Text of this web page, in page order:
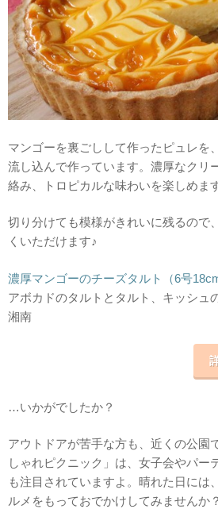
マンゴーを裏ごしして作ったピュレを
流し込んで作っています。濃厚なクリ
絡み、トロピカルな味わいを楽しめます
切り分けても模様がきれいに残るので
くいただけます♪
濃厚マンゴーのチーズタルト（6号18cm
アボカドのタルトとタルト、キッシュ
湘南
…いかがでしたか？
アウトドアが苦手な方も、近くの公園
しゃれピクニック」は、女子会やパー
も注目されていますよ。晴れた日には
ルメをもっておでかけしてみませんか？